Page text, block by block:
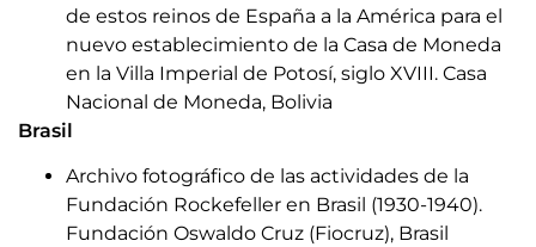
de estos reinos de España a la América para el
nuevo establecimiento de la Casa de Moneda
en la Villa Imperial de Potosí, siglo XVIII. Casa
Nacional de Moneda, Bolivia
Brasil
Archivo fotográfico de las actividades de la
Fundación Rockefeller en Brasil (1930-1940).
Fundación Oswaldo Cruz (Fiocruz), Brasil